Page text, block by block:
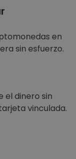
en
sin esfuerzo.
el dinero sin
vinculada.